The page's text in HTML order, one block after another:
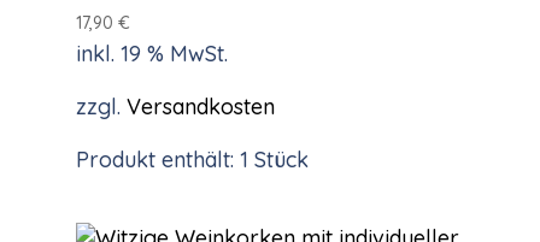
17,90 €
inkl. 19 % MwSt.
zzgl. Versandkosten
Produkt enthält: 1 Stück